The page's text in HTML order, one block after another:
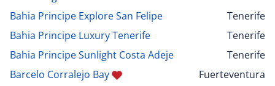
Bahia Principe Explore San Felipe
Tenerife
Bahia Principe Luxury Tenerife
Tenerife
Bahia Principe Sunlight Costa Adeje
Tenerife
Barcelo Corralejo Bay
Fuerteventura